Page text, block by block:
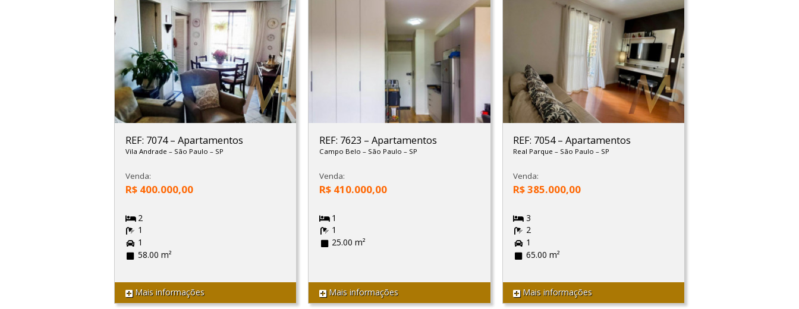
REF: 7074– Apartamentos
Vila Andrade – São Paulo – SP
Venda:
R$ 400.000,00
2
1
1
58.00 m²
Mais informações
REF: 7623 – Apartamentos
Campo Belo – São Paulo – SP
Venda:
R$ 410.000,00
1
1
25.00 m²
Mais informações
REF: 7054–Apartamentos
Real Parque– São Paulo– SP
Venda:
R$ 385.000,00
3
2
1
65.00 m²
Mais informações